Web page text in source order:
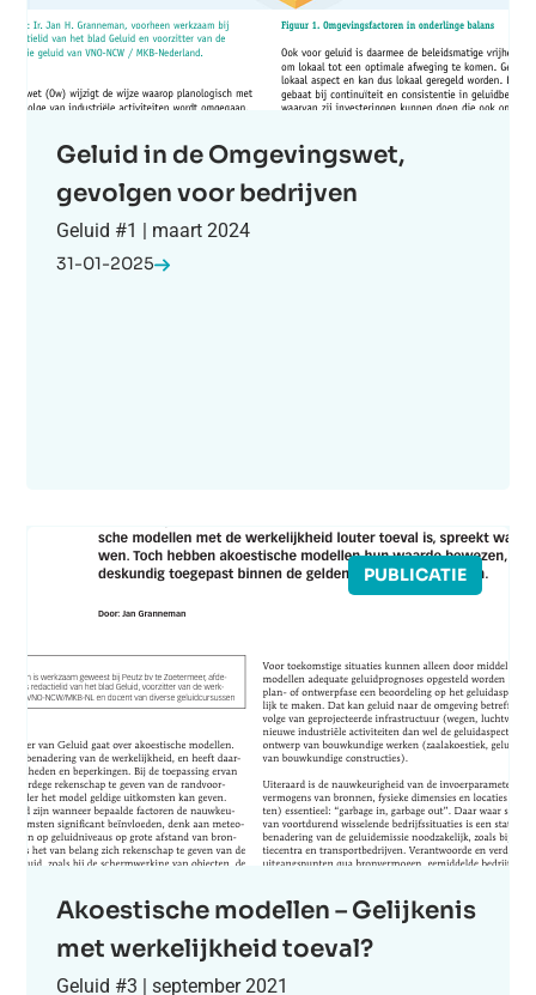
Geluid in de Omgevingswet,
gevolgen voor bedrijven
Geluid #1 | maart 2024
31-01-2025
PUBLICATIE
Akoestische modellen – Gelijkenis
met werkelijkheid toeval?
Geluid #3 | september 2021